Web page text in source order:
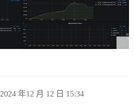
2024 年12 月 12 日 15:34